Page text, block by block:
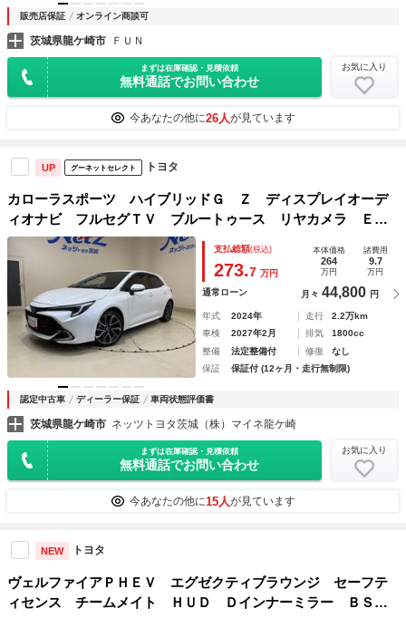
販売店保証 オンライン商談可
茨城県龍ケ崎市 ＦＵＮ
まずは在庫確認・見積依頼
無料通話でお問い合わせ
お気に入り
今あなたの他に26人が見ています
UP グーネットセレクト トヨタ
カローラスポーツ ハイブリッドＧ Ｚ ディスプレイオーデ
ィオナビ フルセグＴＶ ブルートゥース リヤカメラ ＥＴ
Ｃ ドライブレコーダ スマートキー オートエアコン シー
トヒータ クルーズコントロール ＬＥＤライト セーフティ
センス アルミ
支払総額(税込)
273.7 万円
本体価格
264
万円
諸費用
9.7
万円
通常ローン 月々 44,800 円
年式 2024年 走行
2.2万km
車検
2027年2月 排気
1800cc
整備
法定整備付 修復
なし
保証
保証付 (12ヶ月・走行無制限)
認定中古車 ディーラー保証 車両状態評価書
茨城県龍ケ崎市 ネッツトヨタ茨城（株）マイネ龍ケ崎
まずは在庫確認・見積依頼
無料通話でお問い合わせ
お気に入り
今あなたの他に15人が見ています
NEW トヨタ
ヴェルファイアＰＨＥＶ エグゼクティブラウンジ セーフテ
ィセンス チームメイト ＨＵＤ Ｄインナーミラー ＢＳ